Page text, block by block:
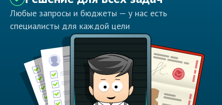
Любые запросы и бюджеты — у нас есть
специалисты для каждой цели